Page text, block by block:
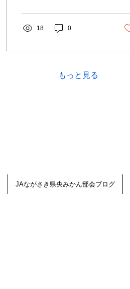
や病害虫防除、水分管
穫に向けた大切な作業が
しや乾燥から果実を守り
ながら、一つひとつ丁寧
18 0
もっと見る
JAながさき県央みかん部会ブログ